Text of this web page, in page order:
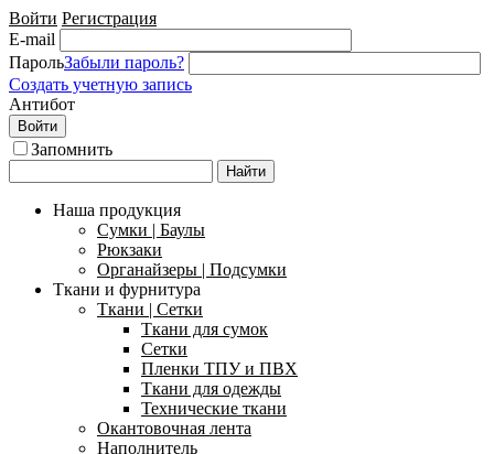
Войти Регистрация
E-mail
ПарольЗабыли пароль?
Создать учетную запись
Антибот
Войти
Запомнить
Найти
Наша продукция
Сумки | Баулы
Рюкзаки
Органайзеры | Подсумки
Ткани и фурнитура
Ткани | Сетки
Ткани для сумок
Сетки
Пленки ТПУ и ПВХ
Ткани для одежды
Технические ткани
Окантовочная лента
Наполнитель